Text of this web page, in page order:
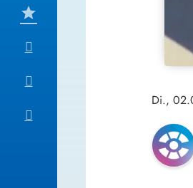
Di.,